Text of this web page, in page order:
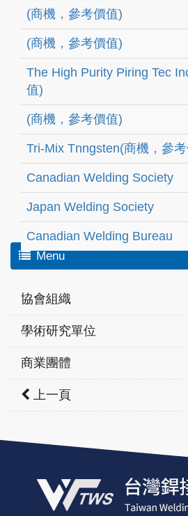
Menu
協會組織
學術研究單位
商業團體
上一頁
(商機，參考價值)
(商機，參考價值)
The High Purity Piring Tec
值)
(商機，參考價值)
Tri-Mix Tnngsten(商機，參
Canadian Welding Society
Japan Welding Society
Canadian Welding Bureau